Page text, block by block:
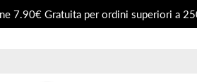
7.90€ Gratuita per ordini superiori a